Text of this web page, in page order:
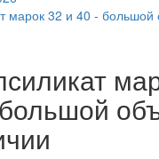
марок 32 и 40 -